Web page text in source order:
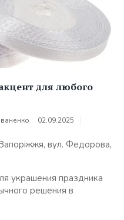
для любого
02.09.2025
вул. Федорова,
украшения праздника
решения в